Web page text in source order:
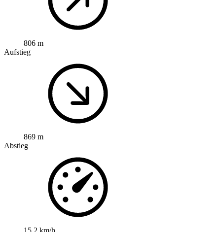
806 m
Aufstieg
869 m
Abstieg
15,2 km/h